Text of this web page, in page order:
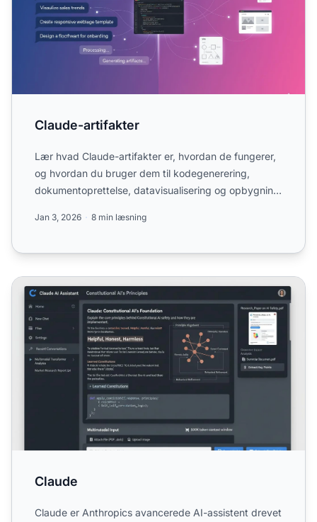
Claude-artifakter
Lær hvad Claude-artifakter er, hvordan de fungerer,
og hvordan du bruger dem til kodegenerering,
dokumentoprettelse, datavisualisering og opbygning
Jan 3, 2026 8 min læsning
Claude
Claude
Claude er Anthropics avancerede AI-assistent drevet